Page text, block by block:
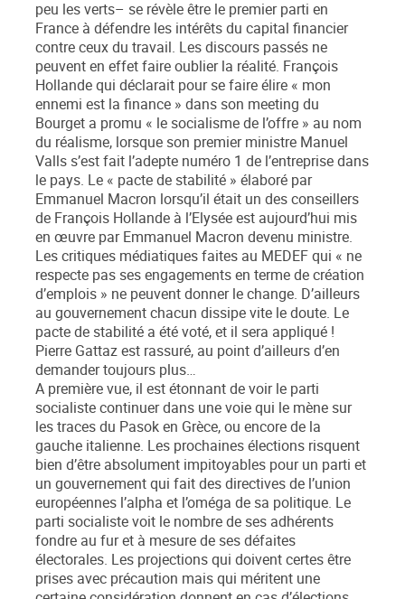
peu les verts– se révèle être le premier parti en
France à défendre les intérêts du capital financier
contre ceux du travail. Les discours passés ne
peuvent en effet faire oublier la réalité. François
Hollande qui déclarait pour se faire élire « mon
ennemi est la finance » dans son meeting du
Bourget a promu « le socialisme de l’offre » au nom
du réalisme, lorsque son premier ministre Manuel
Valls s’est fait l’adepte numéro 1 de l’entreprise dans
le pays. Le « pacte de stabilité » élaboré par
Emmanuel Macron lorsqu’il était un des conseillers
de François Hollande à l’Elysée est aujourd’hui mis
en œuvre par Emmanuel Macron devenu ministre.
Les critiques médiatiques faites au MEDEF qui « ne
respecte pas ses engagements en terme de création
d’emplois » ne peuvent donner le change. D’ailleurs
au gouvernement chacun dissipe vite le doute. Le
pacte de stabilité a été voté, et il sera appliqué !
Pierre Gattaz est rassuré, au point d’ailleurs d’en
demander toujours plus…
A première vue, il est étonnant de voir le parti
socialiste continuer dans une voie qui le mène sur
les traces du Pasok en Grèce, ou encore de la
gauche italienne. Les prochaines élections risquent
bien d’être absolument impitoyables pour un parti et
un gouvernement qui fait des directives de l’union
européennes l’alpha et l’oméga de sa politique. Le
parti socialiste voit le nombre de ses adhérents
fondre au fur et à mesure de ses défaites
électorales. Les projections qui doivent certes être
prises avec précaution mais qui méritent une